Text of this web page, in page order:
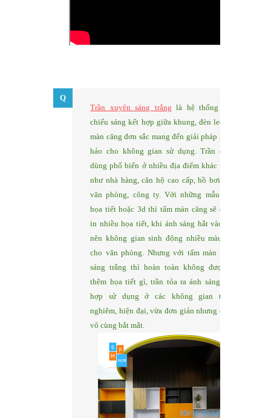
Trần xuyên sáng trắng là hệ thống trần
chiếu sáng kết hợp giữa khung, đèn led, và
màn căng đơn sắc mang đến giải pháp hoàn
hảo cho không gian sử dụng. Trần được
dùng phổ biến ở nhiều địa điểm khác nhau
như nhà hàng, căn hộ cao cấp, hồ bơi, các
văn phòng, công ty. Với những mẫu trần
họa tiết hoặc 3d thì tấm màn căng sẽ được
in nhiều họa tiết, khi ánh sáng hắt vào tạo
nên không gian sinh động nhiều màu sắc
cho văn phòng. Nhưng với tấm màn căng
sáng trắng thì hoàn toàn không được in
thêm họa tiết gì, trần tỏa ra ánh sáng phù
hợp sử dụng ở các không gian trang
nghiêm, hiện đại, vừa đơn giản nhưng cũng
vô cùng bắt mắt.